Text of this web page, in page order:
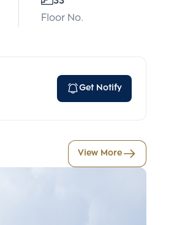
Floor No.
Get Notify
View More